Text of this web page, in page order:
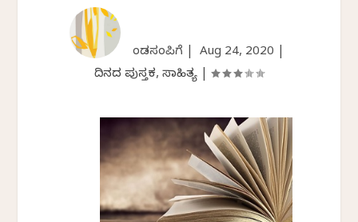
ಕೆಂಡಸಂಪಿಗೆ | Aug 24, 2020
ದಿನದ ಪುಸ್ತಕ, ಸಾಹಿತ್ಯ